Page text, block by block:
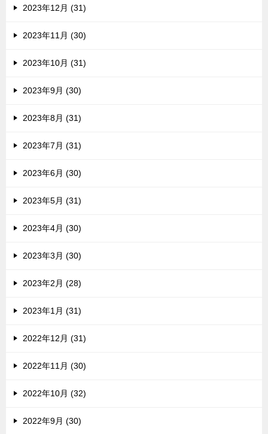
2023年12月 (31)
2023年11月 (30)
2023年10月 (31)
2023年9月 (30)
2023年8月 (31)
2023年7月 (31)
2023年6月 (30)
2023年5月 (31)
2023年4月 (30)
2023年3月 (30)
2023年2月 (28)
2023年1月 (31)
2022年12月 (31)
2022年11月 (30)
2022年10月 (32)
2022年9月 (30)